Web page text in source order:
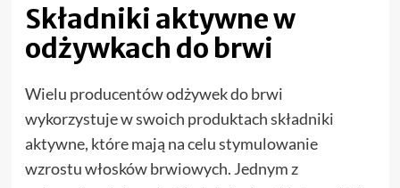
Składniki aktywne w
odżywkach do brwi
Wielu producentów odżywek do brwi
wykorzystuje w swoich produktach składniki
aktywne, które mają na celu stymulowanie
wzrostu włosków brwiowych. Jednym z